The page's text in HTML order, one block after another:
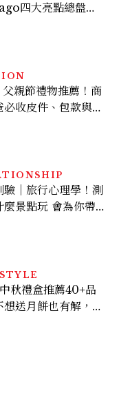
四大亮點總盤
親節禮物推薦！商
必收皮件、包款與鞋
驗｜旅行心理學！測
麼景點玩 會為你帶來
秋禮盒推薦40+品
想送月餅也有解，送